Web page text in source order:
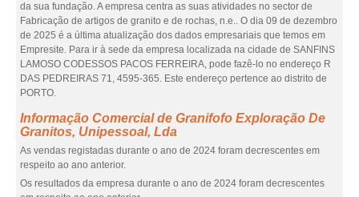
da sua fundação. A empresa centra as suas atividades no sector de
Fabricação de artigos de granito e de rochas, n.e.. O dia 09 de dezembro
de 2025 é a última atualização dos dados empresariais que temos em
Empresite. Para ir à sede da empresa localizada na cidade de SANFINS
LAMOSO CODESSOS PACOS FERREIRA, pode fazê-lo no endereço R
DAS PEDREIRAS 71, 4595-365. Este endereço pertence ao distrito de
PORTO.
Informação Comercial de Granifofo Exploração De
Granitos, Unipessoal, Lda
As vendas registadas durante o ano de 2024 foram decrescentes em
respeito ao ano anterior.
Os resultados da empresa durante o ano de 2024 foram decrescentes